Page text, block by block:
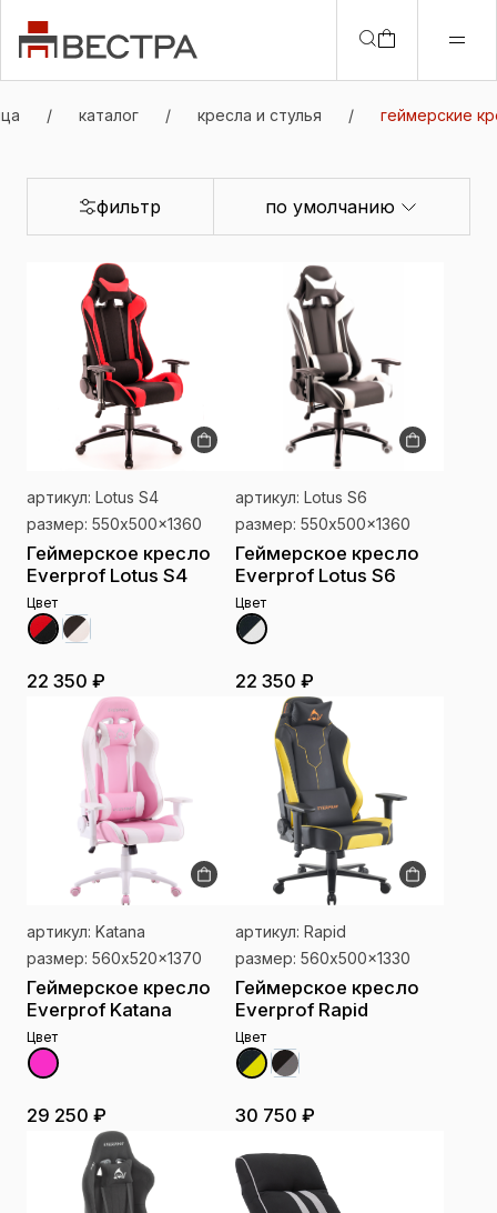
/ каталог / кресла и стулья / геймерские
фильтр по умолчанию
артикул: Lotus S4
размер: 550x500x1360
Геймерское кресло
Everprof Lotus S4
Цвет
22 350 ₽
артикул: Lotus S6
размер: 550x500x1360
Геймерское кресло
Everprof Lotus S6
Цвет
22 350 ₽
артикул: Katana
размер: 560x520x1370
Геймерское кресло
Everprof Katana
Цвет
29 250 ₽
артикул: Rapid
размер: 560x500x1330
Геймерское кресло
Everprof Rapid
Цвет
30 750 ₽